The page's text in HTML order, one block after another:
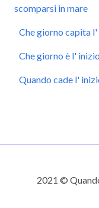
scomparsi in mare
Che giorno capita
Che giorno è l'
Quando cade l'
2021 ©